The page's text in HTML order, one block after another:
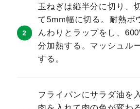
玉ねぎは縦半分に切り、
て5mm幅に切る。耐熱ボ
んわりとラップをし、
分加熱する。マッシュル
する。
フライパンにサラダ油を